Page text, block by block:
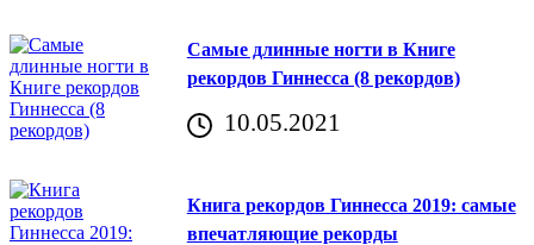
Самые длинные ногти в Книге
рекордов Гиннесса (8 рекордов)
10.05.2021
Книга рекордов Гиннесса 2019: самые
впечатляющие рекорды